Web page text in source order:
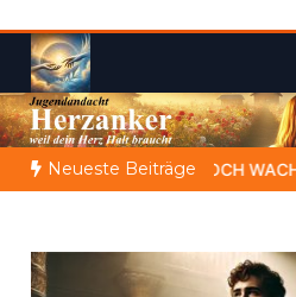
Inhalt
springen
Weisheiten der
Himmelwärts
Neueste Beiträge
NOCH WACH? | 06.08.2026 |